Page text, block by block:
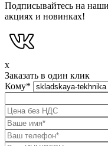
Подписывайтесь на
акциях и новинках!
x
Заказать в один клик
Кому*